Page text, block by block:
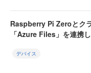
Raspberry Pi Zeroとク
「Azure Files」を連携
デバイス